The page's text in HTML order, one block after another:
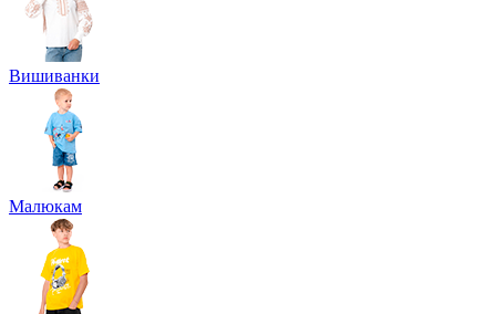
Вишиванки
Малюкам